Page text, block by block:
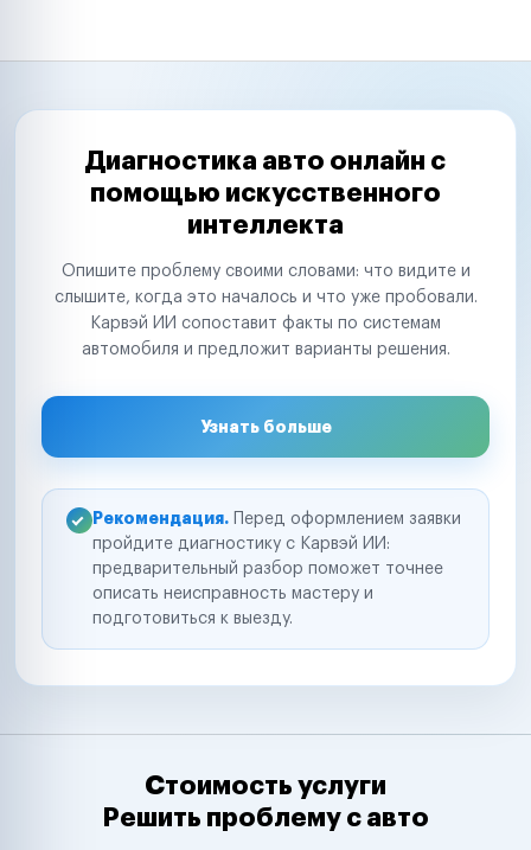
Диагностика авто онлайн с
помощью искусственного
интеллекта
Опишите проблему своими словами: что видите и
слышите, когда это началось и что уже пробовали.
Карвэй ИИ сопоставит факты по системам
автомобиля и предложит варианты решения.
Узнать больше
Рекомендация. Перед оформлением заявки
пройдите диагностику с Карвэй ИИ:
предварительный разбор поможет точнее
описать неисправность мастеру и
подготовиться к выезду.
Стоимость услуги
Решить проблему с авто